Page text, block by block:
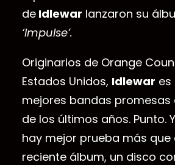
de Idlewar lanzaron su
‘Impulse’.
Originarios de Orange
Estados Unidos, Idlewar es
mejores bandas promesas
de los últimos años. Punto.
hay mejor prueba más que
reciente álbum, un disco